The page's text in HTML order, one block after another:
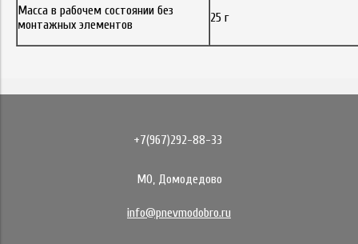
Масса в рабочем состоянии без
монтажных элементов
25 г
+7(967)292-88-33
МО, Домодедово
info@pnevmodobro.ru